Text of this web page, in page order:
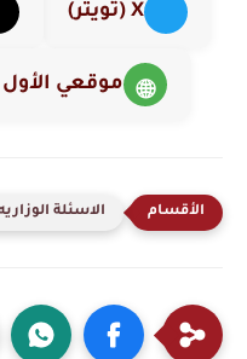
X (تويتر)
🌐 موقعي الأول
الاسئلة